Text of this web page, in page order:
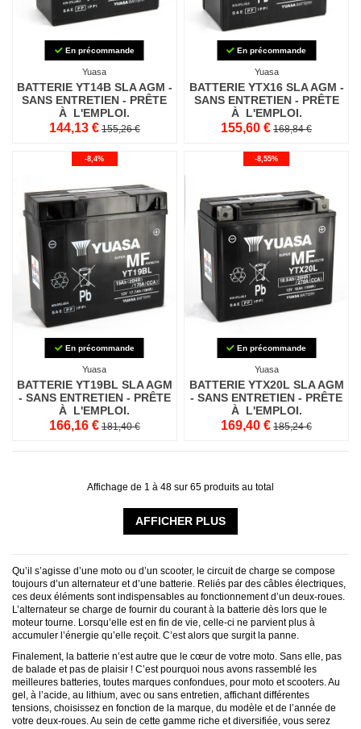
En précommande
Yuasa
BATTERIE YT14B SLA AGM -
SANS ENTRETIEN - PRÊTE
À L'EMPLOI.
144,13 € 155,26 €
En précommande
Yuasa
BATTERIE YTX16 SLA AGM -
SANS ENTRETIEN - PRÊTE
À L'EMPLOI.
155,60 € 168,84 €
-8,4%
En précommande
Yuasa
BATTERIE YT19BL SLA AGM
- SANS ENTRETIEN - PRÊTE
À L'EMPLOI.
166,16 € 181,40 €
-8,55%
En précommande
Yuasa
BATTERIE YTX20L SLA AGM
- SANS ENTRETIEN - PRÊTE
À L'EMPLOI.
169,40 € 185,24 €
Affichage de 1 à 48 sur 65 produits au total
AFFICHER PLUS
Qu’il s’agisse d’une moto ou d’un scooter, le circuit de charge se compose
toujours d’un alternateur et d’une batterie. Reliés par des câbles électriques,
ces deux éléments sont indispensables au fonctionnement d’un deux-roues.
L’alternateur se charge de fournir du courant à la batterie dès lors que le
moteur tourne. Lorsqu’elle est en fin de vie, celle-ci ne parvient plus à
accumuler l’énergie qu’elle reçoit. C’est alors que surgit la panne.
Finalement, la batterie n’est autre que le cœur de votre moto. Sans elle, pas
de balade et pas de plaisir ! C’est pourquoi nous avons rassemblé les
meilleures batteries, toutes marques confondues, pour moto et scooters. Au
gel, à l’acide, au lithium, avec ou sans entretien, affichant différentes
tensions, choisissez en fonction de la marque, du modèle et de l’année de
votre deux-roues. Au sein de cette gamme riche et diversifiée, vous serez